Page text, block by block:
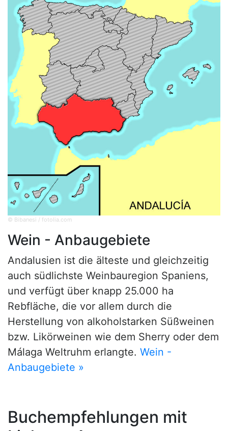
© Bibanesi / fotolia.com
Wein - Anbaugebiete
Andalusien ist die älteste und gleichzeitig
auch südlichste Weinbauregion Spaniens,
und verfügt über knapp 25.000 ha
Rebfläche, die vor allem durch die
Herstellung von alkoholstarken Süßweinen
bzw. Likörweinen wie dem Sherry oder dem
Málaga Weltruhm erlangte. Wein -
Anbaugebiete »
Buchempfehlungen mit